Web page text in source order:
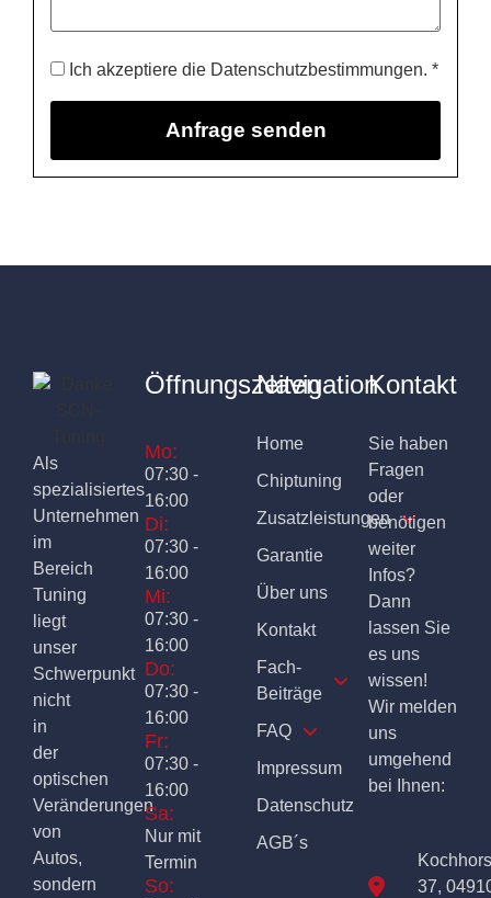
Ich akzeptiere die Datenschutzbestimmungen. *
Als
spezialisiertes
Unternehmen
im
Bereich
Tuning
liegt
unser
Schwerpunkt
nicht
in
der
optischen
Veränderungen
von
Autos,
sondern
Öffnungszeiten
Mo:
07:30 -
16:00
Di:
07:30 -
16:00
Mi:
07:30 -
16:00
Do:
07:30 -
16:00
Fr:
07:30 -
16:00
Sa:
Nur mit
Termin
So:
Navigation
Home
Chiptuning
Zusatzleistungen
Garantie
Über uns
Kontakt
Fach-
Beiträge
FAQ
Impressum
Datenschutz
AGB´s
Kontakt
Sie haben
Fragen
oder
benötigen
weiter
Infos?
Dann
lassen Sie
es uns
wissen!
Wir melden
uns
umgehend
bei Ihnen:
37,